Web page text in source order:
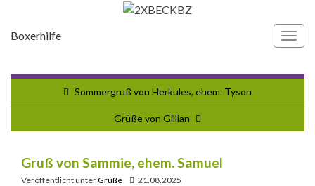
Boxerhilfe
Sommergruß von Herkules, ehem. Tyson
Grüße von Gillian
Gruß von Sammie, ehem. Samuel
Veröffentlicht unterGrüße 21.08.2025